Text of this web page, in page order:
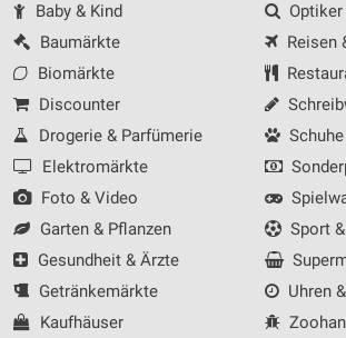
Baby & Kind
Baumärkte
Biomärkte
Discounter
Drogerie & Parfümerie
Elektromärkte
Foto & Video
Garten & Pflanzen
Gesundheit & Ärzte
Getränkemärkte
Kaufhäuser
Reisen
Schuhe
Sport
Uhren